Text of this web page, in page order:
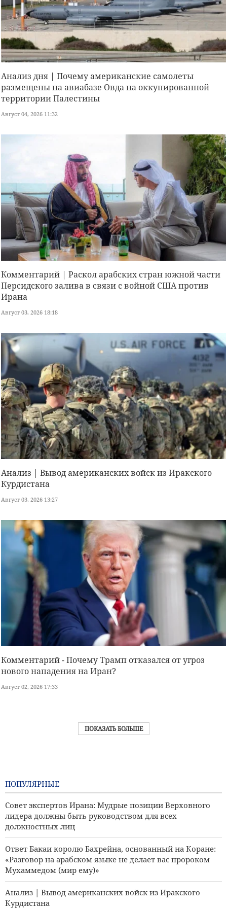
Анализ дня | Почему американские самолеты
размещены на авиабазе Овда на оккупированной
территории Палестины
Август 04, 2026 11:32
Комментарий | Раскол арабских стран южной части
Персидского залива в связи с войной США против
Ирана
Август 03, 2026 18:18
Анализ | Вывод американских войск из Иракского
Курдистана
Август 03, 2026 13:27
Комментарий - Почему Трамп отказался от угроз
нового нападения на Иран?
Август 02, 2026 17:33
ПОКАЗАТЬ БОЛЬШЕ
ПОПУЛЯРНЫЕ
Совет экспертов Ирана: Мудрые позиции Верховного
лидера должны быть руководством для всех
должностных лиц
Ответ Бакаи королю Бахрейна, основанный на Коране:
«Разговор на арабском языке не делает вас пророком
Мухаммедом (мир ему)»
Анализ | Вывод американских войск из Иракского
Курдистана